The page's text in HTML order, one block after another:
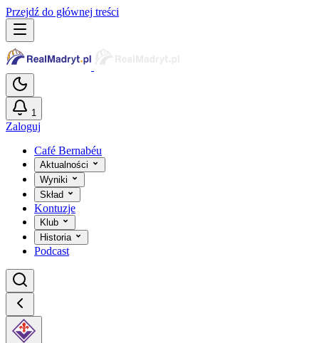
Przejdź do głównej treści
1
Zaloguj
Café Bernabéu
Aktualności
Wyniki
Skład
Kontuzje
Klub
Historia
Podcast